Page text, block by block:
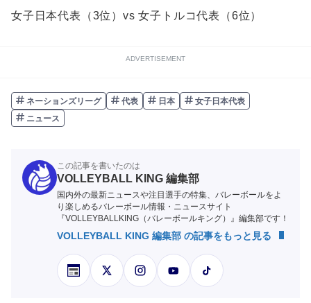
女子日本代表（3位）vs 女子トルコ代表（6位）
ADVERTISEMENT
ネーションズリーグ 代表 日本
女子日本代表
ニュース
この記事を書いたのは
VOLLEYBALL KING 編集部
国内外の最新ニュースや注目選手の特集、バレーボールをよ
り楽しめるバレーボール情報・ニュースサイト
『VOLLEYBALLKING（バレーボールキング）』編集部です！
VOLLEYBALL KING 編集部 の記事をもっと見る